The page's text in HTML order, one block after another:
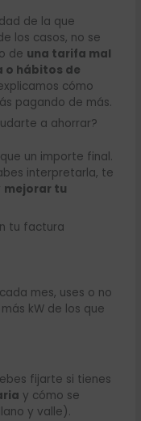
de la que
los casos, no se
de una tarifa mal
hábitos de
cómo
pagando de más.
a ahorrar?
un importe final.
interpretarla, te
mejorar tu
tu factura
mes, uses o no
kW de los que
fijarte si tienes
y cómo se
y valle).